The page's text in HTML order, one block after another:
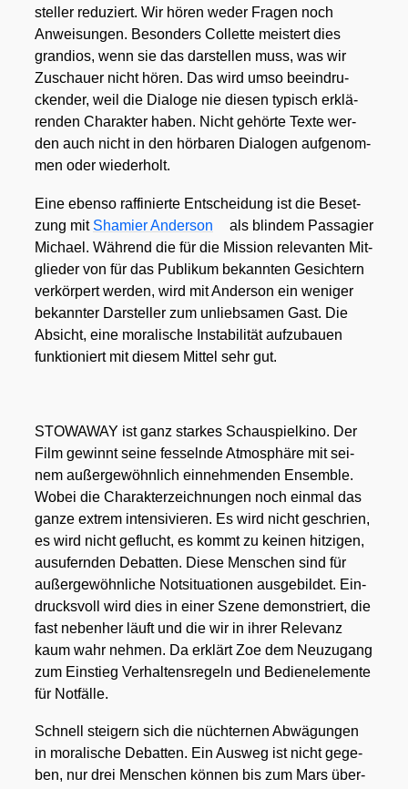
stel­ler redu­ziert. Wir hören weder Fra­gen noch
Anwei­sun­gen. Beson­ders Col­let­te meis­tert dies
gran­di­os, wenn sie das dar­stel­len muss, was wir
Zuschau­er nicht hören. Das wird umso beein­dru­
cken­der, weil die Dia­lo­ge nie die­sen typisch erklä­
ren­den Cha­rak­ter haben. Nicht gehör­te Tex­te wer­
den auch nicht in den hör­ba­ren Dia­lo­gen auf­ge­nom­
men oder wie­der­holt.
Eine eben­so raf­fi­nier­te Ent­schei­dung ist die Beset­
zung mit Shamier Ander­son
als blin­dem Pas­sa­gier
Micha­el. Wäh­rend die für die Mis­si­on rele­van­ten Mit­
glie­der von für das Publi­kum bekann­ten Gesich­tern
ver­kör­pert wer­den, wird mit Ander­son ein weni­ger
bekann­ter Dar­stel­ler zum unlieb­sa­men Gast. Die
Absicht, eine mora­li­sche Insta­bi­li­tät auf­zu­bau­en
funk­tio­niert mit die­sem Mit­tel sehr gut.
STOWAWAY ist ganz star­kes Schau­spiel­ki­no. Der
Film gewinnt sei­ne fes­seln­de Atmo­sphä­re mit sei­
nem außer­ge­wöhn­lich ein­neh­men­den Ensem­ble.
Wobei die Cha­rak­ter­zeich­nun­gen noch ein­mal das
gan­ze extrem inten­si­vie­ren. Es wird nicht geschrien,
es wird nicht geflucht, es kommt zu kei­nen hit­zi­gen,
aus­ufern­den Debat­ten. Die­se Men­schen sind für
außer­ge­wöhn­li­che Not­si­tua­tio­nen aus­ge­bil­det. Ein­
drucks­voll wird dies in einer Sze­ne demons­triert, die
fast neben­her läuft und die wir in ihrer Rele­vanz
kaum wahr neh­men. Da erklärt Zoe dem Neu­zu­gang
zum Ein­stieg Ver­hal­tens­re­geln und Bedien­ele­men­te
für Not­fäl­le.
Schnell stei­gern sich die nüch­ter­nen Abwä­gun­gen
in mora­li­sche Debat­ten. Ein Aus­weg ist nicht gege­
ben, nur drei Men­schen kön­nen bis zum Mars über­